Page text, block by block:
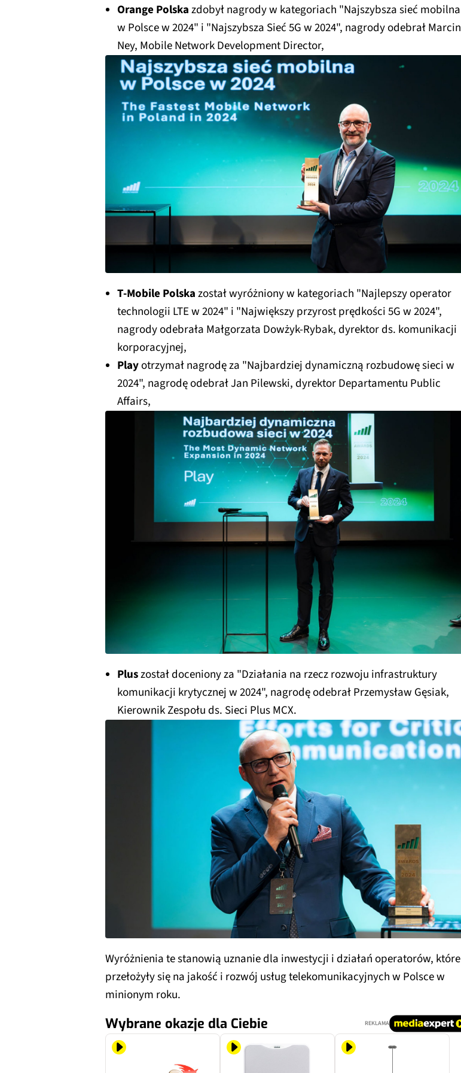
Orange Polskazdobył nagrody w kategoriach "Najszybsza sieć mobilna
w Polsce w 2024" i "Najszybsza Sieć 5G w 2024", nagrody odebrał Marcin
Ney, Mobile Network Development Director,
T-Mobile Polskazostał wyróżniony w kategoriach "Najlepszy operator
technologii LTE w 2024" i "Największy przyrost prędkości 5G w 2024",
nagrody odebrała Małgorzata Dowżyk-Rybak, dyrektor ds. komunikacji
korporacyjnej,
Playotrzymał nagrodę za "Najbardziej dynamiczną rozbudowę sieci w
2024", nagrodę odebrał Jan Pilewski, dyrektor Departamentu Public
Affairs,
Pluszostał doceniony za "Działania na rzecz rozwoju infrastruktury
komunikacji krytycznej w 2024", nagrodę odebrał Przemysław Gęsiak,
Kierownik Zespołu ds. Sieci Plus MCX.
Wyróżnienia te stanowią uznanie dla inwestycji i działań operatorów, które
przełożyły się na jakość i rozwój usług telekomunikacyjnych w Polsce w
minionym roku.
Wybrane okazje dla Ciebie REKLAMA